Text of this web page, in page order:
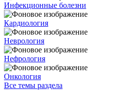
Инфекционные болезни
Кардиология
Неврология
Нефрология
Онкология
Все темы раздела